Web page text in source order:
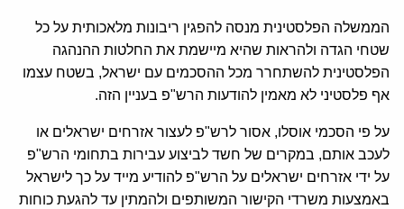
הממשלה הפלסטינית מנסה להפגין ריבונות מלאכותית על כל
שטחי הגדה ולהראות שהיא מיישמת את החלטות ההנהגה
הפלסטינית להשתחרר מכל ההסכמים עם ישראל, בשטח עצמו
אף פלסטיני לא מאמין להודעות הרש"פ בעניין הזה.
על פי הסכמי אוסלו, אסור לרש"פ לעצור אזרחים ישראלים או
לעכב אותם, במקרים של חשד לביצוע עבירות בתחומי הרש"פ
על ידי אזרחים ישראלים על הרש"פ להודיע מייד על כך לישראל
באמצעות משרדי הקישור המשותפים ולהמתין עד להגעת כוחות